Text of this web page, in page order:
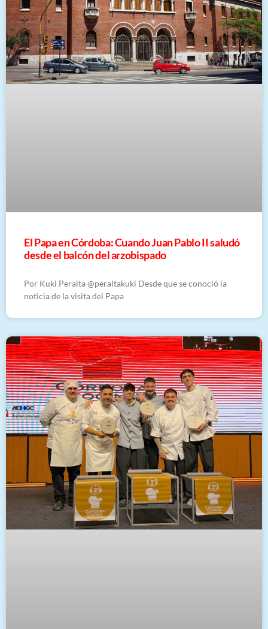
El Papa en Córdoba: Cuando Juan Pablo II saludó
desde el balcón del arzobispado
Por Kuki Peralta @peraltakuki Desde que se conoció la
noticia de la visita del Papa